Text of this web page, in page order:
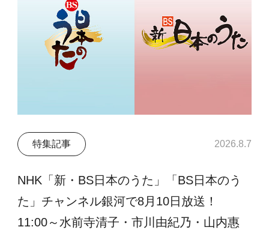
特集記事 2026.8.7
NHK「新・BS日本のうた」「BS日本のう
た」チャンネル銀河で8月10日放送！
11:00～水前寺清子・市川由紀乃・山内惠